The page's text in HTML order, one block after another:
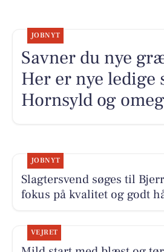
JOBNYT
Savner du nye
Her er nye
Hornsyld og
JOBNYT
Slagtersvend søges til
fokus på kvalitet og godt
VEJRET